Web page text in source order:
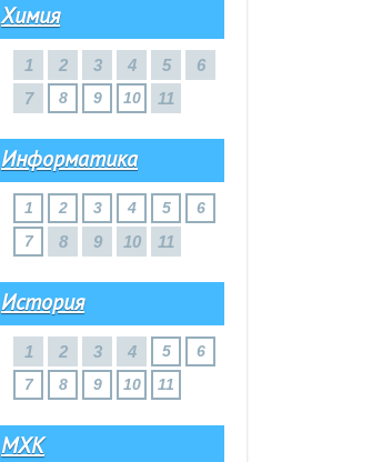
Химия
1 2 3 4 5
6
7
8 9 10 11
Информатика
1 2 3 4 5
6
7
8 9 10 11
История
1 2 3 4 5
6
7
8 9 10 11
МХК